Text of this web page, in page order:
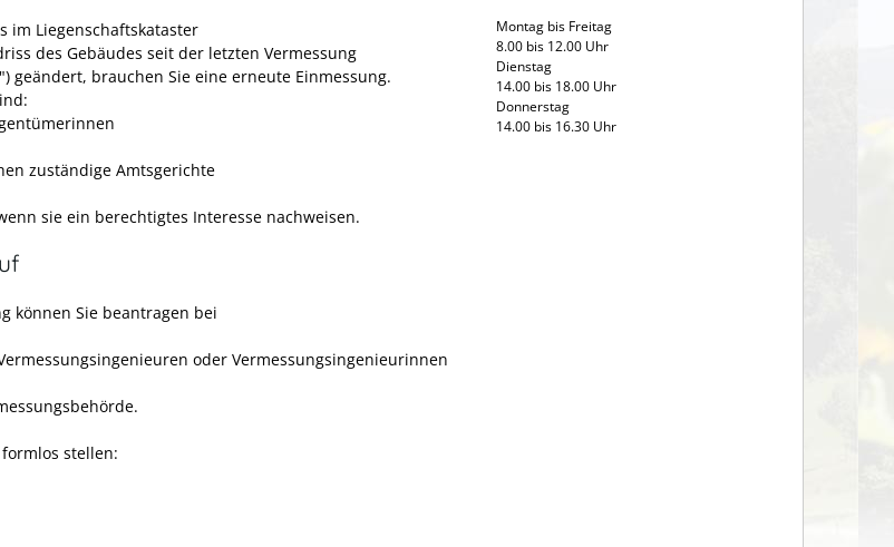
im Liegenschaftskataster
des Gebäudes seit der letzten Vermessung
geändert, brauchen Sie eine erneute Einmessung.
zuständige Amtsgerichte
sie ein berechtigtes Interesse nachweisen.
können Sie beantragen bei
oder Vermessungsingenieurinnen
stellen:
Montag bis Freitag
8.00 bis 12.00 Uhr
Dienstag
14.00 bis 18.00 Uhr
Donnerstag
14.00 bis 16.30 Uhr